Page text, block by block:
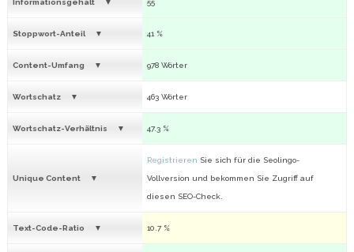
Informationsgehalt 55
Stoppwort-Anteil 41 %
Content-Umfang 978 Wörter
Wortschatz 463 Wörter
Wortschatz-Verhältnis 47.3 %
Unique Content
Registrieren Sie sich für die Seolingo-
Vollversion und bekommen Sie Zugriff auf
diesen SEO-Check.
Text-Code-Ratio 10.7 %